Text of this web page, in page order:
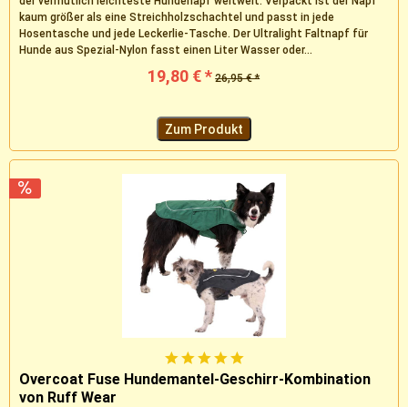
kaum größer als eine Streichholzschachtel und passt in jede
Hosentasche und jede Leckerlie-Tasche. Der Ultralight Faltnapf für
Hunde aus Spezial-Nylon fasst einen Liter Wasser oder...
19,80 € * 26,95 € *
Zum Produkt
Overcoat Fuse Hundemantel-Geschirr-Kombination
von Ruff Wear